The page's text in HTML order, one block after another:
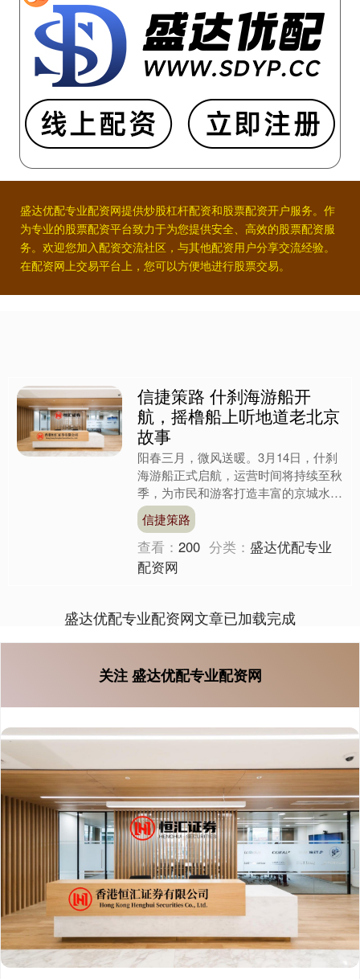
盛达优配专业配资网提供炒股杠杆配资和股票配资开户服务。作
为专业的股票配资平台致力于为您提供安全、高效的股票配资服
务。欢迎您加入配资交流社区，与其他配资用户分享交流经验。
在配资网上交易平台上，您可以方便地进行股票交易。
信捷策路 什刹海游船开
航，摇橹船上听地道老北京
故事
阳春三月，微风送暖。3月14日，什刹
海游船正式启航，运营时间将持续至秋
季，为市民和游客打造丰富的京城水上
游玩体验。游客可在五大特色码头选择
多款船型游玩。 什刹海....
信捷策路
查看：200 分类：盛达优配专业
配资网
盛达优配专业配资网文章已加载完成
关注 盛达优配专业配资网